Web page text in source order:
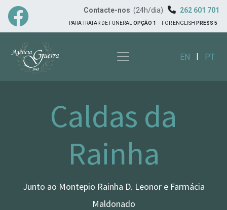
Contacte-nos (24h/dia) 262 601 701
PARA TRATAR DE FUNERAL OPÇÃO 1 - FOR ENGLISH PRESS 5
EN | PT
Caldas da
Rainha
Junto ao Montepio Rainha D. Leonor e Farmácia
Maldonado